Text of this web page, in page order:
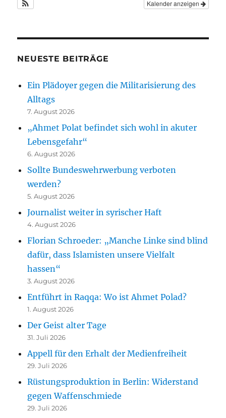
Kalender anzeigen
NEUESTE BEITRÄGE
Ein Plädoyer gegen die Militarisierung des
Alltags
7. August 2026
„Ahmet Polat befindet sich wohl in akuter
Lebensgefahr“
6. August 2026
Sollte Bundeswehrwerbung verboten
werden?
5. August 2026
Journalist weiter in syrischer Haft
4. August 2026
Florian Schroeder: „Manche Linke sind blind
dafür, dass Islamisten unsere Vielfalt
hassen“
3. August 2026
Entführt in Raqqa: Wo ist Ahmet Polad?
1. August 2026
Der Geist alter Tage
31. Juli 2026
Appell für den Erhalt der Medienfreiheit
29. Juli 2026
Rüstungsproduktion in Berlin: Widerstand
gegen Waffenschmiede
29. Juli 2026